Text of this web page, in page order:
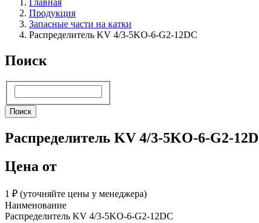
Главная
Продукция
Запасные части на катки
Распределитель KV 4/3-5KO-6-G2-12DC
Поиск
Поиск
Распределитель KV 4/3-5KO-6-G2-
Цена от
1 ₽︁ (уточняйте цены у менеджера)
Наименование
Распределитель KV 4/3-5KO-6-G2-12DC